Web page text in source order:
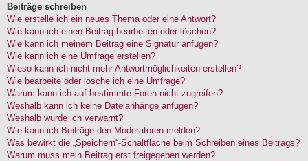
Beiträge schreiben
Wie erstelle ich ein neues Thema oder eine Antwort?
Wie kann ich einen Beitrag bearbeiten oder löschen?
Wie kann ich meinem Beitrag eine Signatur anfügen?
Wie kann ich eine Umfrage erstellen?
Wieso kann ich nicht mehr Antwortmöglichkeiten erstellen?
Wie bearbeite oder lösche ich eine Umfrage?
Warum kann ich auf bestimmte Foren nicht zugreifen?
Weshalb kann ich keine Dateianhänge anfügen?
Weshalb wurde ich verwarnt?
Wie kann ich Beiträge den Moderatoren melden?
Was bewirkt die „Speichern“-Schaltfläche beim Schreiben eines Beitrags?
Warum muss mein Beitrag erst freigegeben werden?